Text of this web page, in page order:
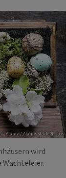
/ Alamy / Alamy Stock Photos
wird